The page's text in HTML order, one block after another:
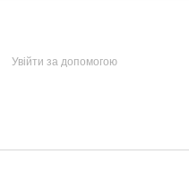
Увійти за допомогою